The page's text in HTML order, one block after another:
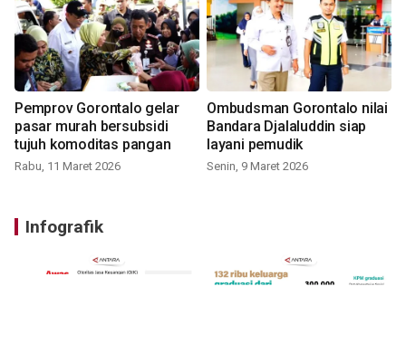
Pemprov Gorontalo gelar
pasar murah bersubsidi
tujuh komoditas pangan
Rabu, 11 Maret 2026
Ombudsman Gorontalo nilai
Bandara Djalaluddin siap
layani pemudik
Senin, 9 Maret 2026
Infografik